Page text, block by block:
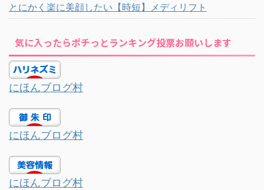
とにかく楽に美顔したい【時短】メディリフト
気に入ったらポチっとランキング投票お願いします
にほんブログ村
にほんブログ村
にほんブログ村